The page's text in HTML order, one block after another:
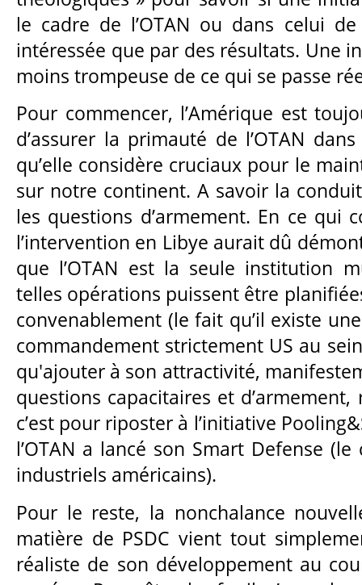
le cadre de l’OTAN ou dans celui
intéressée que par des résultats. Une
moins trompeuse de ce qui se passe
Pour commencer, l’Amérique est
d’assurer la primauté de l’OTAN
qu’elle considère cruciaux pour le
sur notre continent. A savoir la
les questions d’armement. En ce qui
l’intervention en Libye aurait dû
que l’OTAN est la seule institution
telles opérations puissent être
convenablement (le fait qu’il existe
commandement strictement US au
qu'ajouter à son attractivité,
questions capacitaires et
c’est pour riposter à l’initiative
l’OTAN a lancé son Smart Defense
industriels américains).
Pour le reste, la nonchalance
matière de PSDC vient tout
réaliste de son développement au